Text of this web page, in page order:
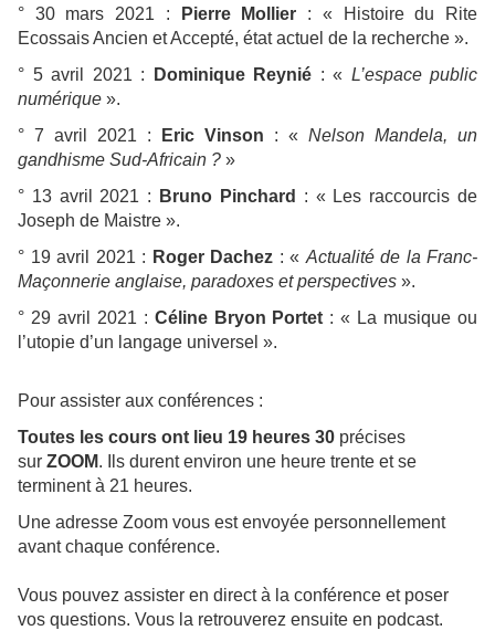
° 30 mars 2021 :
Pierre Mollier
: « Histoire du Rite
Ecossais Ancien et Accepté, état actuel de la recherche ».
° 5 avril 2021 :
Dominique Reynié : « L’espace public
numérique ».
° 7 avril 2021 :
Eric Vinson : « Nelson Mandela, un
gandhisme Sud-Africain ? »
° 13 avril 2021 :
Bruno Pinchard
: « Les raccourcis de
Joseph de Maistre ».
° 19 avril 2021 : Roger Dachez : « Actualité de la Franc-
Maçonnerie anglaise, paradoxes et perspectives ».
° 29 avril 2021 : Céline Bryon Portet : « La musique ou
l’utopie d’un langage universel ».
Pour assister aux conférences :
Toutes les cours ont lieu 19 heures 30 précises
sur ZOOM. Ils durent environ une heure trente et se
terminent à 21 heures.
Une adresse Zoom vous est envoyée personnellement
avant chaque conférence.
Vous pouvez assister en direct à la conférence et poser
vos questions. Vous la retrouverez ensuite en podcast.